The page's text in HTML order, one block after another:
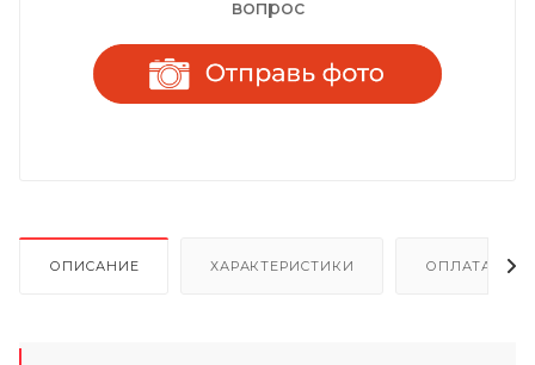
вопрос
ОПИСАНИЕ ХАРАКТЕРИСТИКИ ОПЛАТА И